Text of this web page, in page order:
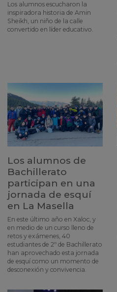
Los alumnos escucharon la
inspiradora historia de Amin
Sheikh, un niño de la calle
convertido en líder educativo.
Los alumnos de
Bachillerato
participan en una
jornada de esquí
en La Masella
En este último año en Xaloc, y
en medio de un curso lleno de
retos y exámenes, 40
estudiantes de 2º de Bachillerato
han aprovechado esta jornada
de esquí como un momento de
desconexión y convivencia.